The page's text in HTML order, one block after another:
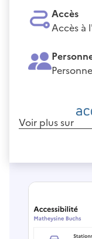
Accès
Accès à
Voir plus sur